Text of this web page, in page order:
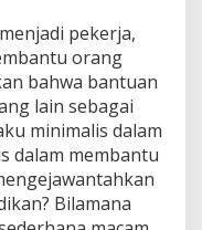
pekerja,
orang
bahwa bantuan
lain sebagai
minimalis dalam
dalam membantu
Bilamana